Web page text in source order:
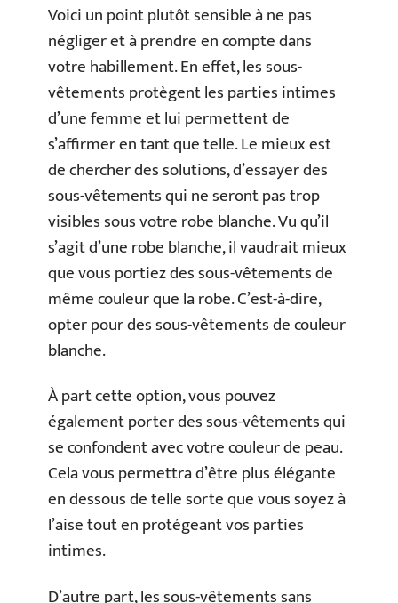
Voici un point plutôt sensible à ne pas
négliger et à prendre en compte dans
votre habillement. En effet, les sous-
vêtements protègent les parties intimes
d’une femme et lui permettent de
s’affirmer en tant que telle. Le mieux est
de chercher des solutions, d’essayer des
sous-vêtements qui ne seront pas trop
visibles sous votre robe blanche. Vu qu’il
s’agit d’une robe blanche, il vaudrait mieux
que vous portiez des sous-vêtements de
même couleur que la robe. C’est-à-dire,
opter pour des sous-vêtements de couleur
blanche.
À part cette option, vous pouvez
également porter des sous-vêtements qui
se confondent avec votre couleur de peau.
Cela vous permettra d’être plus élégante
en dessous de telle sorte que vous soyez à
l’aise tout en protégeant vos parties
intimes.
D’autre part, les sous-vêtements sans